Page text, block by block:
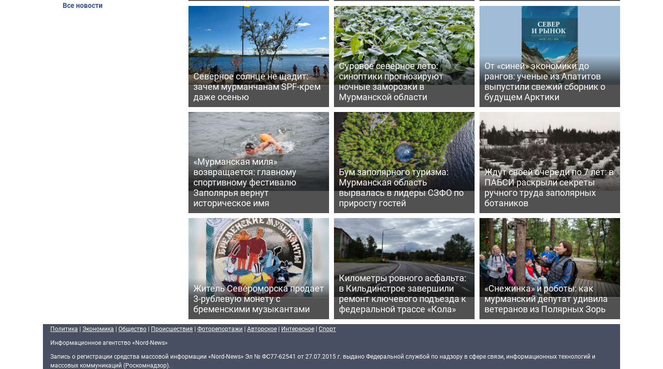
Северное солнце не щадит:
зачем мурманчанам SPF-крем
даже осенью
Суровое северное лето:
синоптики прогнозируют
ночные заморозки в
Мурманской области
От «синей» экономики до
рангов: ученые из Апатитов
выпустили свежий сборник о
будущем Арктики
«Мурманская миля»
возвращается: главному
спортивному фестивалю
Заполярья вернут
историческое имя
Бум заполярного туризма:
Мурманская область
вырвалась в лидеры СЗФО по
приросту гостей
Ждут своей очереди по 7 лет: в
ПАБСИ раскрыли секреты
ручного труда заполярных
ботаников
Житель Североморска продает
3-рублевую монету с
бременскими музыкантами
Километры ровного асфальта:
в Кильдинстрое завершили
ремонт ключевого подъезда к
федеральной трассе «Кола»
«Снежинка» и роботы: как
мурманский депутат удивила
ветеранов из Полярных Зорь
Все новости
Политика | Экономика | Общество | Происшествия | Фоторепортажи | Авторское | Интересное | Спорт
Информационное агентство «Nord-News»
Запись о регистрации средства массовой информации «Nord-News» Эл № ФС77-62541 от 27.07.2015 г. выдано Федеральной службой по надзору в сфере связи, информационных технологий и
массовых коммуникаций (Роскомнадзор).